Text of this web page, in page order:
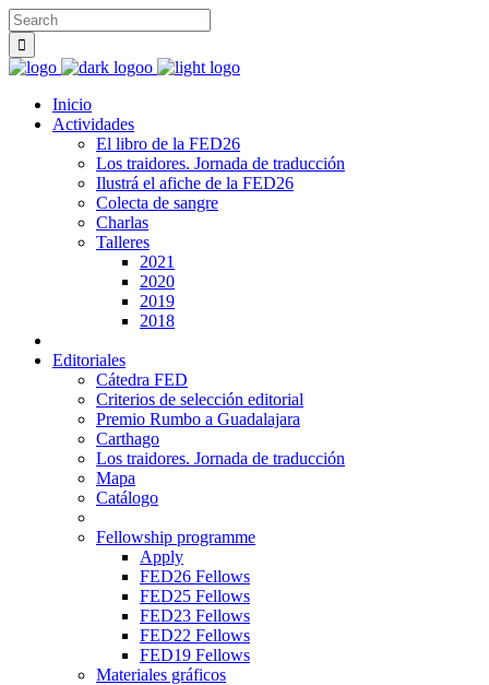
Inicio
Actividades
El libro de la FED26
Los traidores. Jornada de traducción
Ilustrá el afiche de la FED26
Colecta de sangre
Charlas
Talleres
2021
2020
2019
2018
Editoriales
Cátedra FED
Criterios de selección editorial
Premio Rumbo a Guadalajara
Carthago
Los traidores. Jornada de traducción
Mapa
Catálogo
Fellowship programme
Apply
FED26 Fellows
FED25 Fellows
FED23 Fellows
FED22 Fellows
FED19 Fellows
Materiales gráficos